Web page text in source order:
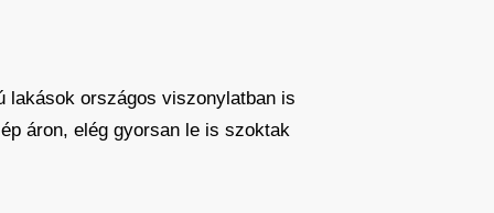
lakások országos viszonylatban is
áron, elég gyorsan le is szoktak